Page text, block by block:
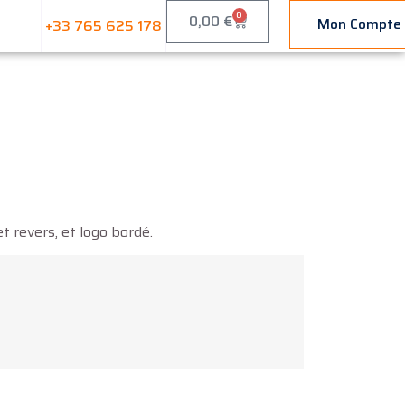
+33 765 625 178 0,00 € 0 Mon Compte
revers, et logo bordé.